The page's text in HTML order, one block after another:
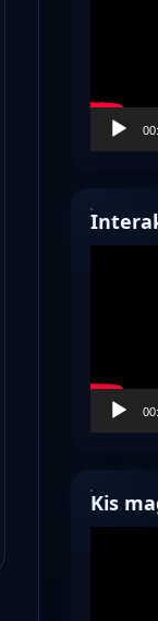
Kis